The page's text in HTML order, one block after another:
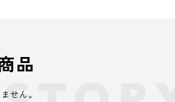
品
せん。